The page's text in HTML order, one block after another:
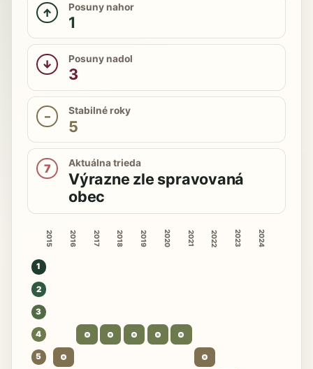
↑ Posuny nahor
1
↓ Posuny nadol
3
– Stabilné roky
5
7 Aktuálna trieda
Výrazne zle spravovaná
obec
2015 2016 2017 2018 2019 2020 2021 2022 2023 2024
1
2
3
4
5